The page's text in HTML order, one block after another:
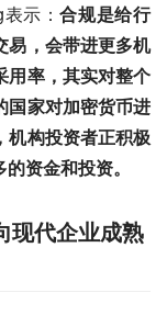
表示：合规是给行
易，会带进更多机
用率，其实对整个
国家对加密货币进
机构投资者正积极
资金和投资。
现代企业成熟